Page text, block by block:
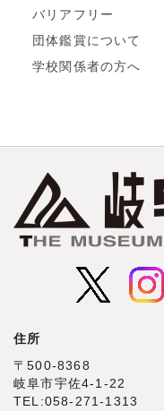
バリアフリー
団体鑑賞について
学校関係者の方へ
住所
〒500‐8368
岐阜市宇佐4‐1‐22
TEL:058-271-1313